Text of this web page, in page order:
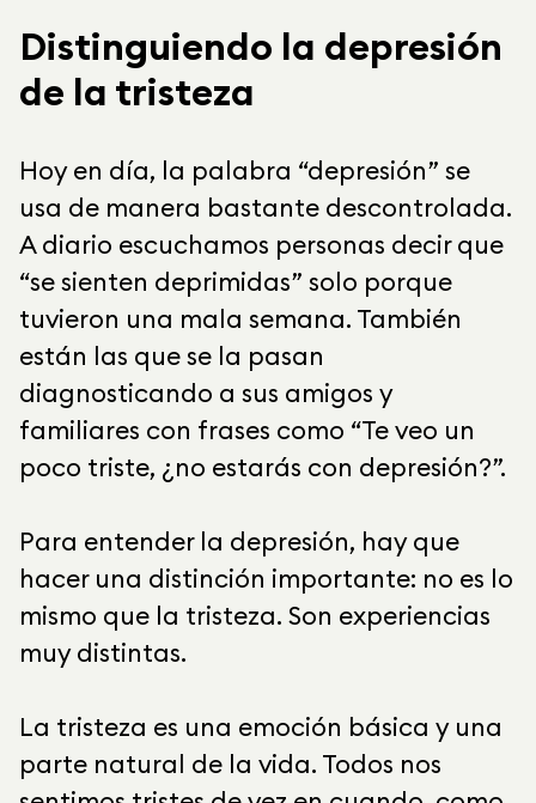
Distinguiendo la depresión
de la tristeza
Hoy en día, la palabra “depresión” se
usa de manera bastante descontrolada.
A diario escuchamos personas decir que
“se sienten deprimidas” solo porque
tuvieron una mala semana. También
están las que se la pasan
diagnosticando a sus amigos y
familiares con frases como “Te veo un
poco triste, ¿no estarás con depresión?”.
Para entender la depresión, hay que
hacer una distinción importante: no es lo
mismo que la tristeza. Son experiencias
muy distintas.
La tristeza es una emoción básica y una
parte natural de la vida. Todos nos